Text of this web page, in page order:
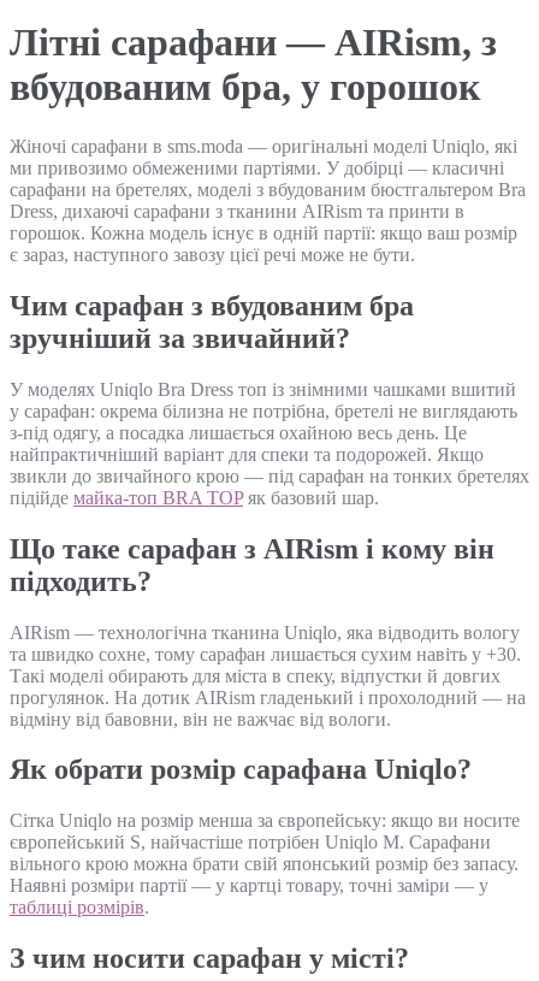
Літні сарафани — AIRism, з
вбудованим бра, у горошок
Жіночі сарафани в sms.moda — оригінальні моделі Uniqlo, які
ми привозимо обмеженими партіями. У добірці — класичні
сарафани на бретелях, моделі з вбудованим бюстгальтером Bra
Dress, дихаючі сарафани з тканини AIRism та принти в
горошок. Кожна модель існує в одній партії: якщо ваш розмір
є зараз, наступного завозу цієї речі може не бути.
Чим сарафан з вбудованим бра
зручніший за звичайний?
У моделях Uniqlo Bra Dress топ із знімними чашками вшитий
у сарафан: окрема білизна не потрібна, бретелі не виглядають
з-під одягу, а посадка лишається охайною весь день. Це
найпрактичніший варіант для спеки та подорожей. Якщо
звикли до звичайного крою — під сарафан на тонких бретелях
підійде майка-топ BRA TOPяк базовий шар.
Що таке сарафан з AIRism і кому він
підходить?
AIRism — технологічна тканина Uniqlo, яка відводить вологу
та швидко сохне, тому сарафан лишається сухим навіть у +30.
Такі моделі обирають для міста в спеку, відпустки й довгих
прогулянок. На дотик AIRism гладенький і прохолодний — на
відміну від бавовни, він не важчає від вологи.
Як обрати розмір сарафана Uniqlo?
Сітка Uniqlo на розмір менша за європейську: якщо ви носите
європейський S, найчастіше потрібен Uniqlo M. Сарафани
вільного крою можна брати свій японський розмір без запасу.
Наявні розміри партії — у картці товару, точні заміри — у
таблиці розмірів.
З чим носити сарафан у місті?